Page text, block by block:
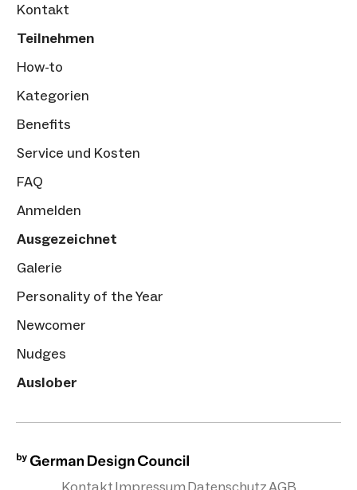
Kontakt
Teilnehmen
How-to
Kategorien
Benefits
Service und Kosten
FAQ
Anmelden
Ausgezeichnet
Galerie
Personality of the Year
Newcomer
Nudges
Auslober